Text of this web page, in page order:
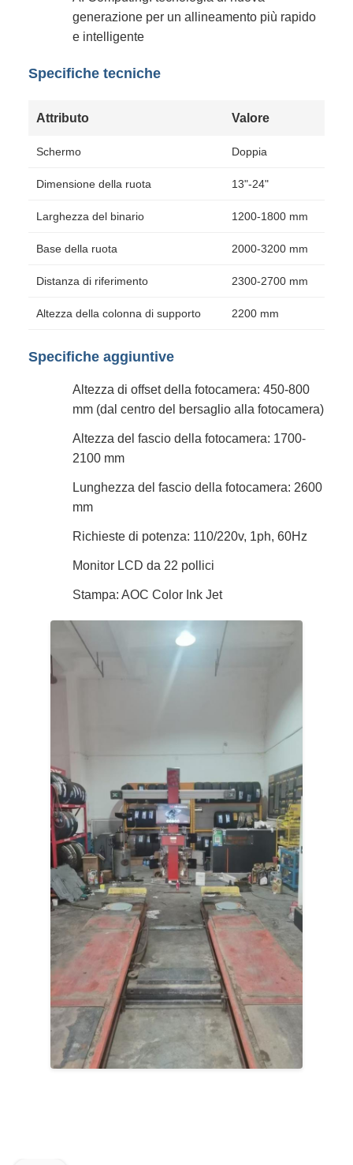
generazione per un allineamento più rapido
e intelligente
Specifiche tecniche
Attributo Valore
Schermo Doppia
Dimensione della ruota 13"-24"
Larghezza del binario 1200-1800 mm
Base della ruota 2000-3200 mm
Distanza di riferimento 2300-2700 mm
Altezza della colonna di supporto 2200 mm
Specifiche aggiuntive
Altezza di offset della fotocamera: 450-800
mm (dal centro del bersaglio alla fotocamera)
Altezza del fascio della fotocamera: 1700-
2100 mm
Lunghezza del fascio della fotocamera: 2600
mm
Richieste di potenza: 110/220v, 1ph, 60Hz
Monitor LCD da 22 pollici
Stampa: AOC Color Ink Jet